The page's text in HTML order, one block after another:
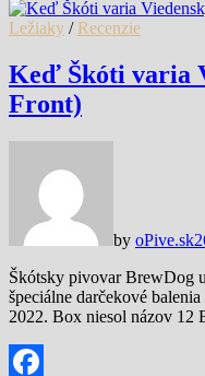
Share
Ležiaky / Recenzie
Keď Škóti varia
Front)
by oPive.sk
Škótsky pivovar BrewDog
špeciálne darčekové
2022. Box niesol názov 12